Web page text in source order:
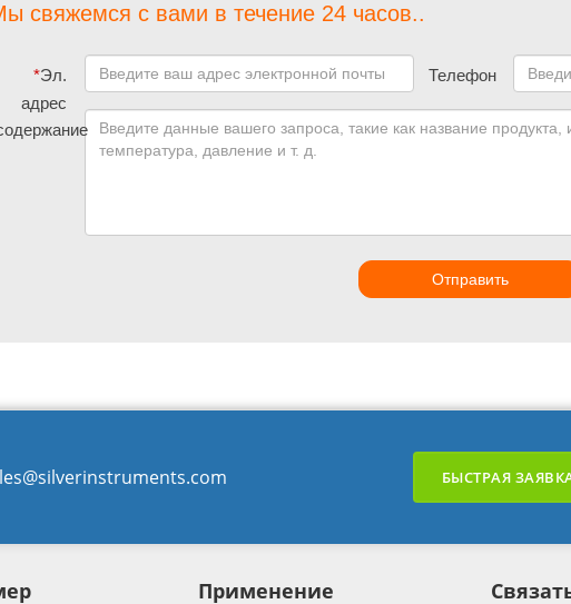
свяжемся с вами в течение 24 часов..
*Эл.
адрес
Телефон
Отправить
БЫСТРАЯ
Применение